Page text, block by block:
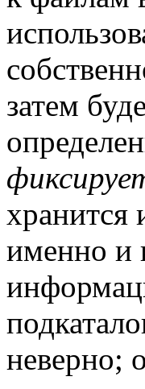
затем
хранится
именно и
неверно;